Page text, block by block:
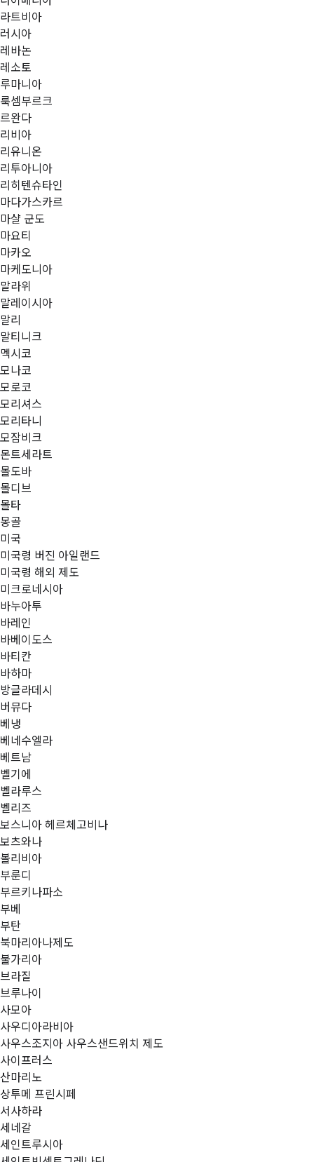
라트비아
러시아
레바논
레소토
루마니아
룩셈부르크
르완다
리비아
리유니온
리투아니아
리히텐슈타인
마다가스카르
마샬 군도
마요티
마카오
마케도니아
말라위
말레이시아
말리
말티니크
멕시코
모나코
모로코
모리셔스
모리타니
모잠비크
몬트세라트
몰도바
몰디브
몰타
몽골
미국
미국령 버진 아일랜드
미국령 해외 제도
미크로네시아
바누아투
바레인
바베이도스
바티칸
바하마
방글라데시
버뮤다
베냉
베네수엘라
베트남
벨기에
벨라루스
벨리즈
보스니아 헤르체고비나
보츠와나
볼리비아
부룬디
부르키나파소
부베
부탄
북마리아나제도
불가리아
브라질
브루나이
사모아
사우디아라비아
사우스조지아 사우스샌드위치 제도
사이프러스
산마리노
상투메 프린시페
서사하라
세네갈
세인트루시아